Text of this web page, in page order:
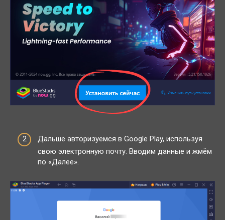
Дальше авторизуемся в Google Play, используя
свою электронную почту. Вводим данные и жмём
по «Далее».